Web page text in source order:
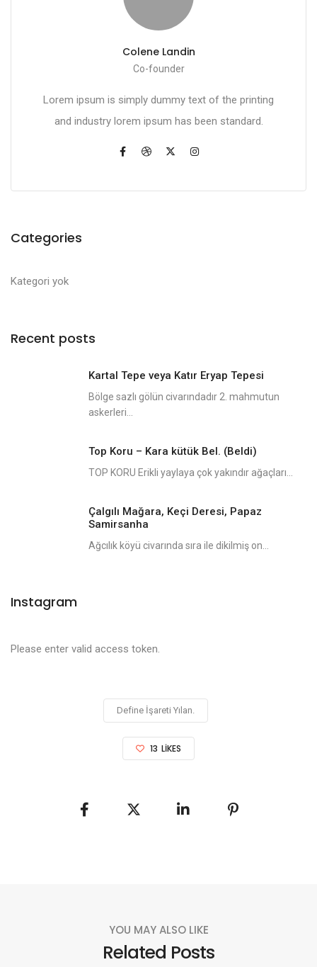
Colene Landin
Co-founder
Lorem ipsum is simply dummy text of the printing
and industry lorem ipsum has been standard.
Categories
Kategori yok
Recent posts
Kartal Tepe veya Katır Eryap Tepesi
Bölge sazlı gölün civarındadır 2. mahmutun
askerleri...
Top Koru – Kara kütük Bel. (Beldi)
TOP KORU Erikli yaylaya çok yakındır ağaçları...
Çalgılı Mağara, Keçi Deresi, Papaz
Samirsanha
Ağcılık köyü civarında sıra ile dikilmiş on...
Instagram
Please enter valid access token.
Define İşareti Yılan.
13 LIKES
YOU MAY ALSO LIKE
Related Posts